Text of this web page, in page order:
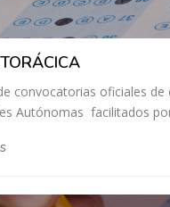
convocatorias oficiales de
Autónomas facilitados